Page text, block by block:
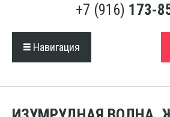
+7 (916) 173-
Навигация